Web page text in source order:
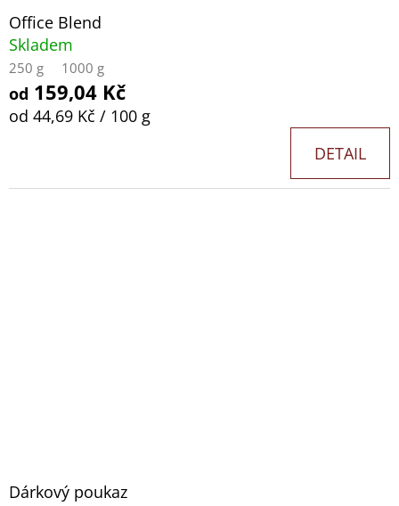
Office Blend
Skladem
250 g 1000 g
od 159,04 Kč
Měrná
od 44,69 Kč / 100 g
DETAIL
Dárkový poukaz